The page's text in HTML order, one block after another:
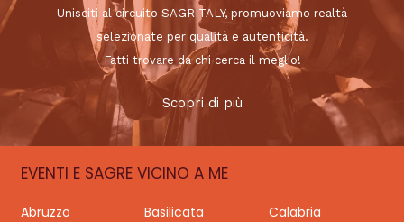
Unisciti al circuito SAGRITALY, promuoviamo realtà
selezionate per qualità e autenticità.
Fatti trovare da chi cerca il meglio!
Scopri di più
EVENTI E SAGRE VICINO A ME
Abruzzo Basilicata
Calabria